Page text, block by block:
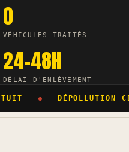
0
VÉHICULES TRAITÉS
24-48H
DÉLAI D'ENLÈVEMENT
DÉPOLLUTION